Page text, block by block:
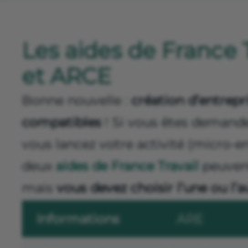
Les aides de France
et ARCE
Bonne nouvelle : création
compatibles ! Si vous êtes
vous lancez votre activité (micro-
deux aides de France Travail
mais vous devez choisir l’une ou
Informations